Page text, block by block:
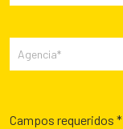
Campos requeridos *